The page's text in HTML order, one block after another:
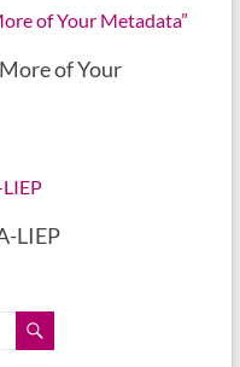
of Your
LIEP